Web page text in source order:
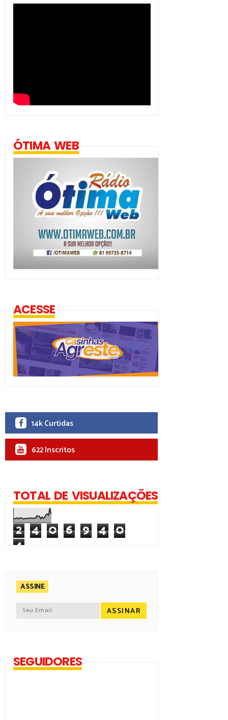
ÓTIMA WEB
ACESSE
14k Curtidas
622 Inscritos
TOTAL DE VISUALIZAÇÕES
2 4 0 6 9 4 0
4
ASSINE
SEGUIDORES